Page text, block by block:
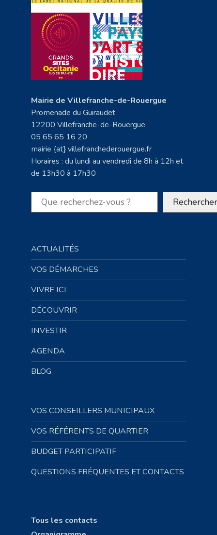
Mairie de Villefranche-de-Rouergue
Promenade du Guiraudet
12200 Villefranche-de-Rouergue
05 65 65 16 20
mairie {at} villefranchederouergue.fr
Horaires : du lundi au vendredi de 8h à 12h et
de 13h30 à 17h30
Rechercher Rechercher
ACTUALITÉS
VOS DÉMARCHES
VIVRE ICI
DÉCOUVRIR
INVESTIR
AGENDA
BLOG
VOS CONSEILLERS MUNICIPAUX
VOS RÉFÉRENTS DE QUARTIER
BUDGET PARTICIPATIF
QUESTIONS FRÉQUENTES ET CONTACTS
Tous les contacts